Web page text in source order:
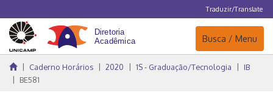
Traduzir/Translate
Navegação
Busca / Menu
Caderno Horários 2020 1S - Graduação/Tecnologia
IB
BE581